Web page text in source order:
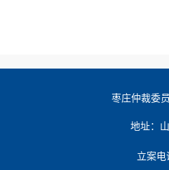
枣庄仲裁委
地址：
立案